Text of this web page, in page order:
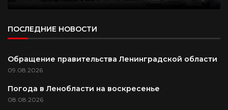
ПОСЛЕДНИЕ НОВОСТИ
Обращение правительства Ленинградской области
09.08.2026
Погода в Ленобласти на воскресенье
08.08.2026